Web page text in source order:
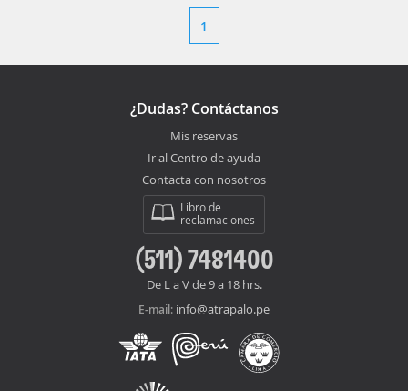
1
¿Dudas? Contáctanos
Mis reservas
Ir al Centro de ayuda
Contacta con nosotros
Libro de
reclamaciones
(511) 7481400
De L a V de 9 a 18 hrs.
E-mail: info@atrapalo.pe